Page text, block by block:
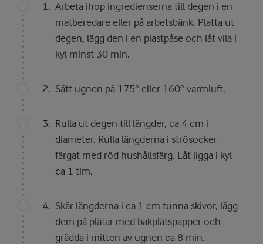
Arbeta ihop ingredienserna till degen i en
matberedare eller på arbetsbänk. Platta ut
degen, lägg den i en plastpåse och låt vila i
kyl minst 30 min.
Sätt ugnen på 175° eller 160° varmluft.
Rulla ut degen till längder, ca 4 cm i
diameter. Rulla längderna i strösocker
färgat med röd hushållsfärg. Låt ligga i kyl
ca 1 tim.
Skär längderna i ca 1 cm tunna skivor, lägg
dem på plåtar med bakplåtspapper och
grädda i mitten av ugnen ca 8 min.